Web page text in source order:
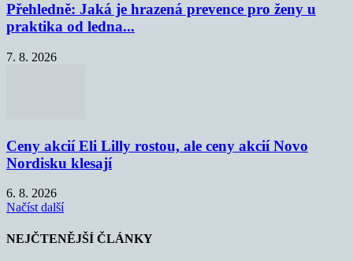
Přehledně: Jaká je hrazená prevence pro ženy u
praktika od ledna...
7. 8. 2026
Ceny akcií Eli Lilly rostou, ale ceny akcií Novo
Nordisku klesají
6. 8. 2026
Načíst další
NEJČTENĚJŠÍ ČLÁNKY